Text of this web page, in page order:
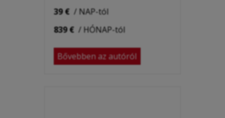
39 € / NAP-tól
839 € / HÓNAP-tól
Bővebben az autóról